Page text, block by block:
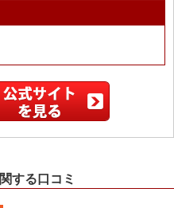
する口コミ